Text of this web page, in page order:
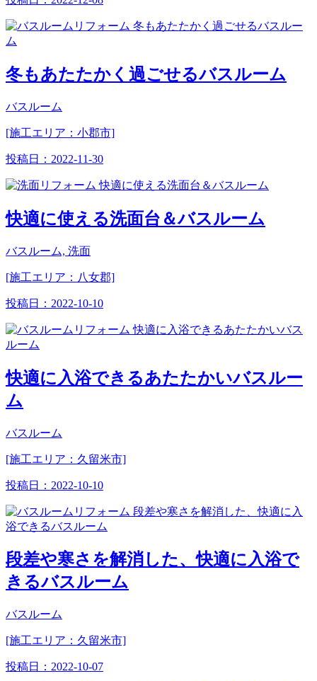
冬もあたたかく過ごせるバスルーム
バスルーム
[施工エリア：小郡市]
投稿日： 2022-11-30
快適に使える洗面台＆バスルーム
バスルーム, 洗面
[施工エリア：八女郡]
投稿日： 2022-10-10
快適に入浴できるあたたかいバスルー
ム
バスルーム
[施工エリア：久留米市]
投稿日： 2022-10-10
段差や寒さを解消した、快適に入浴で
きるバスルーム
バスルーム
[施工エリア：久留米市]
投稿日： 2022-10-07